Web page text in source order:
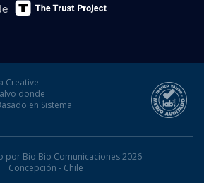
Creative
donde
en Sistema
por Bio Bio Comunicaciones 2026
Concepción - Chile